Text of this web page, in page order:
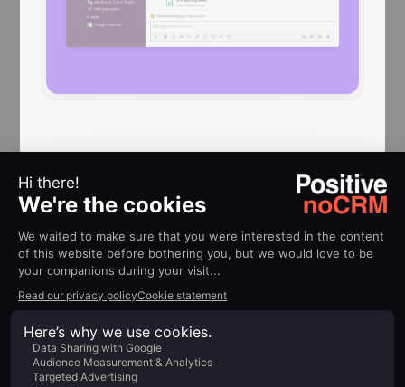
AJUDA
Guias de
implementação
Como usar a integração
entre Slack e noCRM
Usar a integração entre Slack e noCRM
Saiba mais